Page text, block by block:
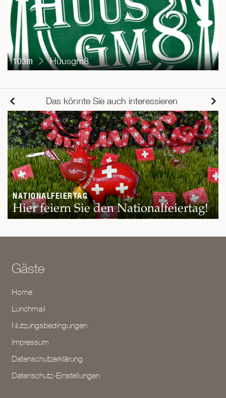
103m Huusgm8
Das könnte Sie auch interessieren
NATIONALFEIERTAG
Hier feiern Sie den Nationalfeiertag!
Gäste
Home
Lunchmail
Nutzungsbedingungen
Impressum
Datenschutzerklärung
Datenschutz-Einstellungen